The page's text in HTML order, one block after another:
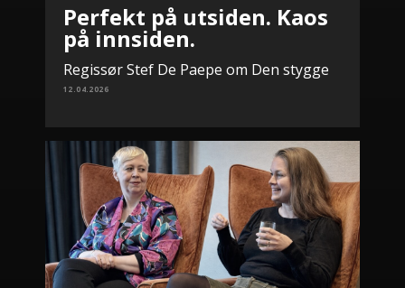
Perfekt på utsiden. Kaos
på innsiden.
Regissør Stef De Paepe om Den stygge
12.04.2026